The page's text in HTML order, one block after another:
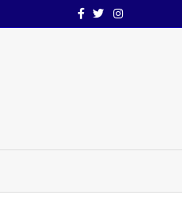
Facebook
TwitterInstagram